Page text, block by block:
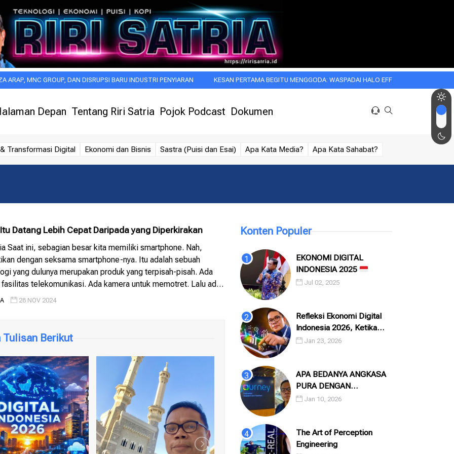
GROUP, DAN DISRUPSI BARU INDUSTRI PENYIARAN KESAN PERTAMA BEGITU MENGGODA: WASPADAI HALO EFFECT DALAM KEHIDUPAN
Depan Tentang Riri Satria Pojok Podcast Dokumen
Transformasi Digital Ekonomi dan Bisnis Sastra (Puisi dan Esai) Apa Kata Media? Apa Kata Sahabat?
Datang Lebih Cepat Daripada yang Diperkirakan
Saat ini, sebagian besar kita memiliki smartphone. Nah,
dengan seksama smartphone-nya. Itu adalah sebuah
yang dulunya merupakan produk yang terpisah-pisah. Ada
telekomunikasi. Ada kamera untuk memotret. Lalu ada
mengerjakan banyak hal. Nah, teknologi yang dulu terpisah-
28 NOV 2024
Tulisan Berikut
Konten Populer
EKONOMI DIGITAL
INDONESIA 2025
Jul 02, 2025
Refleksi Ekonomi Digital
Indonesia 2026, Ketika
Angka, Algoritma, dan
Jan 23, 2026
APA BEDANYA ANGKASA
PURA DENGAN
INJOURNEY?
Jan 10, 2026
The Art of Perception
Engineering